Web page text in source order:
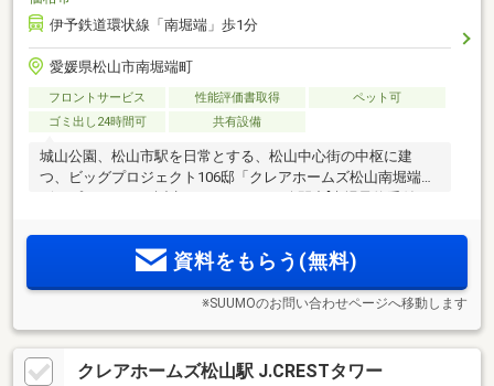
伊予鉄道環状線「南堀端」歩1分
愛媛県松山市南堀端町
フロントサービス 性能評価書取得
ペット可
ゴミ出し24時間可
共有設備
城山公園、松山市駅を日常とする、松山中心街の中枢に建
つ、ビッグプロジェクト106邸「クレアホームズ松山南堀端
資料をもらう(無料)
※SUUMOのお問い合わせページへ移動します
クレアホームズ松山駅 J.CRESTタワー